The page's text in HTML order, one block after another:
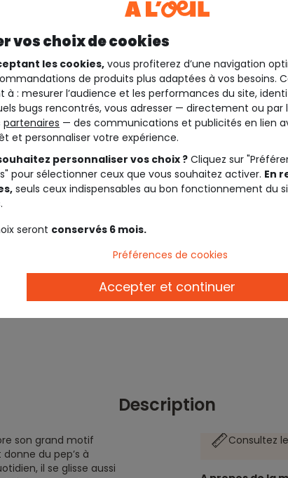
Description
son grand motif
du pep’s à
il se glisse aussi
Consultez le
vos choix de cookies
les cookies, vous profiterez d’une navigation
de produits plus adaptées à vos besoins.
à : mesurer l’audience et les performances du site,
bugs rencontrés, vous adresser — directement ou par
partenaires — des communications et publicités en lien
et personnaliser votre expérience.
personnaliser vos choix ? Cliquez sur
pour sélectionner ceux que vous souhaitez activer. En
seuls ceux indispensables au bon fonctionnement du
seront conservés 6 mois.
Préférences de cookies
Accepter et continuer